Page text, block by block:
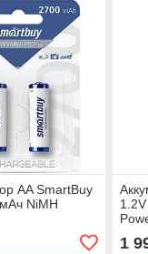
AA SmartBuy
NiMH
1